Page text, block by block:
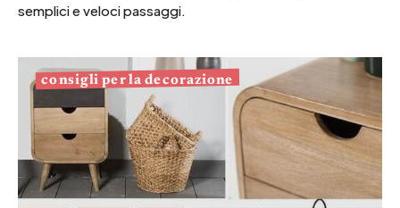
semplici e veloci passaggi.
consigli per la decorazione